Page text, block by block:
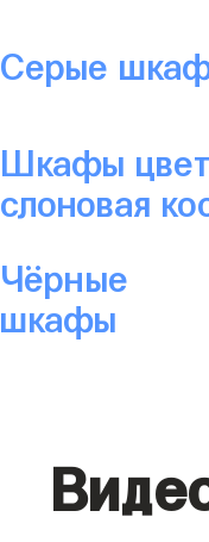
Серые
Шкафы
слоновая
Чёрные
шкафы